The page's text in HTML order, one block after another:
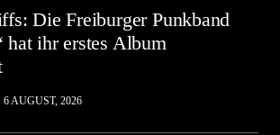
Die Freiburger Punkband
hat ihr erstes Album
6 AUGUST, 2026